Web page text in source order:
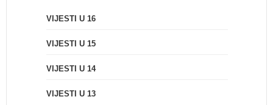
VIJESTI U 16
VIJESTI U 15
VIJESTI U 14
VIJESTI U 13